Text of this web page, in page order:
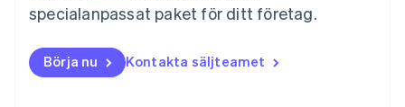
specialanpassat paket för ditt företag.
Börja nu Kontakta säljteamet
Norge
Nya Zeeland
English
Polen